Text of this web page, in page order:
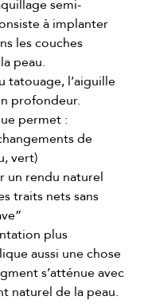
à implanter
les couches
peau.
tatouage, l’aiguille
profondeur.
permet :
de
vert)
un rendu naturel
traits nets sans
plus
aussi une chose
s’atténue avec
naturel de la peau.